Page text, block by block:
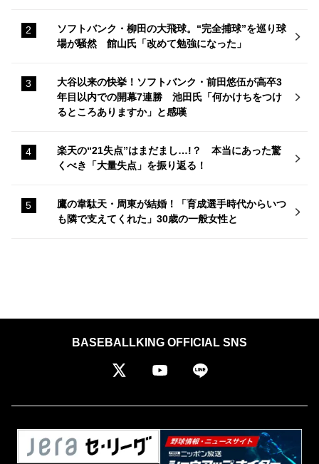
ソフトバンク・柳田の大飛球。“完全捕球”を巡り球
場が騒然 館山氏「改めて勉強になった」
大谷以来の快挙！ソフトバンク・前田悠伍が高卒3
年目以内での開幕7連勝 池田氏「何かけちをつけ
るところありますか」と感嘆
楽天の“21失点”はまだまし…!？ 本当にあった驚
くべき「大量失点」を振り返る！
鷹の韋駄天・周東が結婚！「育成選手時代からいつ
も隣で支えてくれた」30歳の一般女性と
BASEBALLKING OFFICIAL SNS